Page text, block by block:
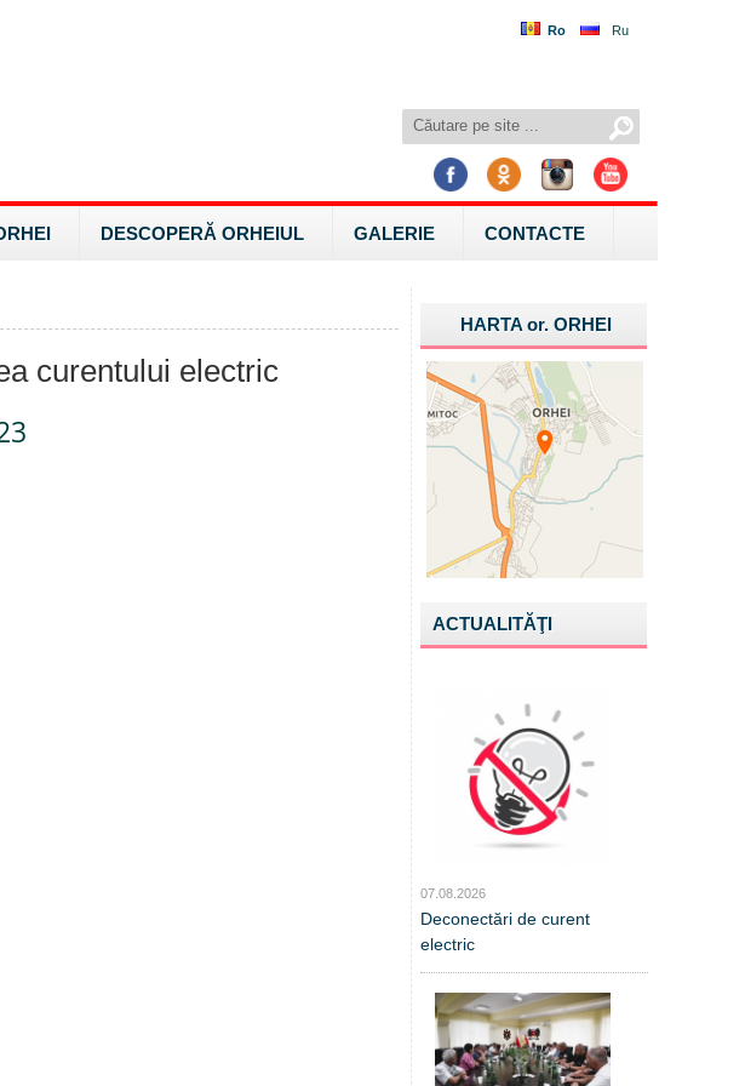
Ro Ru
DESCOPERĂ ORHEIUL GALERIE CONTACTE
curentului electric
HARTA or.ORHEI
ACTUALITĂŢI
07.08.2026
Deconectări de curent
electric